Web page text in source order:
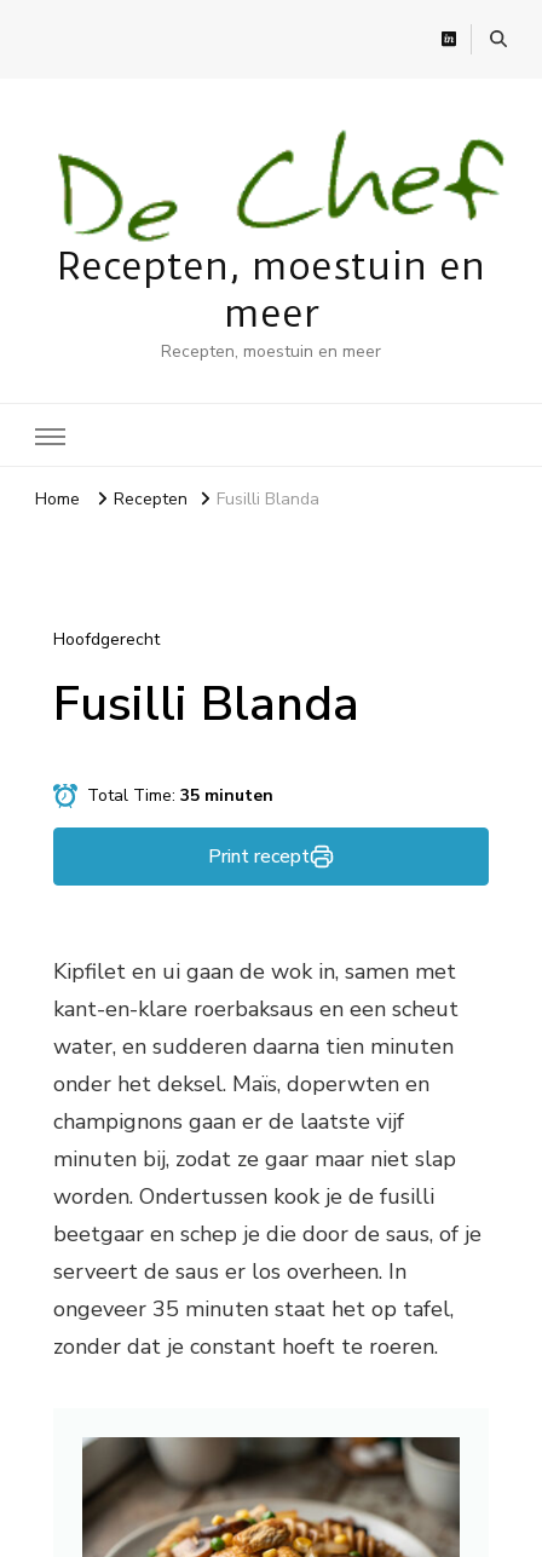
Recepten, moestuin en
meer
Recepten, moestuin en meer
Home Recepten Fusilli Blanda
Hoofdgerecht
Fusilli Blanda
Total Time: 35 minuten
Print recept
Kipfilet en ui gaan de wok in, samen met
kant-en-klare roerbaksaus en een scheut
water, en sudderen daarna tien minuten
onder het deksel. Maïs, doperwten en
champignons gaan er de laatste vijf
minuten bij, zodat ze gaar maar niet slap
worden. Ondertussen kook je de fusilli
beetgaar en schep je die door de saus, of je
serveert de saus er los overheen. In
ongeveer 35 minuten staat het op tafel,
zonder dat je constant hoeft te roeren.